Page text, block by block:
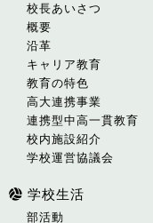
校長あいさつ
概要
沿革
キャリア教育
教育の特色
高大連携事業
連携型中高一貫教育
校内施設紹介
学校運営協議会
学校生活
部活動